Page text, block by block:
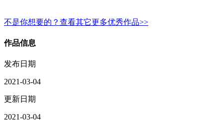
不是你想要的？查看其它更多优秀作品>>
作品信息
发布日期
2021-03-04
更新日期
2021-03-04